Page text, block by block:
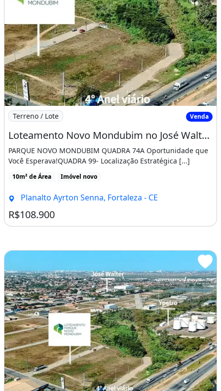
Imagem: Loteamento Novo Mondubim no José Walter
Terreno / Lote Venda
Loteamento Novo Mondubim no José Walter Pronto para Construir
PARQUE NOVO MONDUBIM QUADRA 74A Oportunidade que
Você Esperava!QUADRA 99- Localização Estratégica [...]
10m² de Área Imóvel novo
Planalto Ayrton Senna, Fortaleza - CE
R$108.900